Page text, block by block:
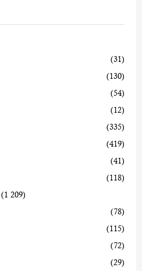
(31)
(130)
(54)
(12)
(335)
(419)
(41)
(118)
(1 209)
(78)
(115)
(72)
(29)